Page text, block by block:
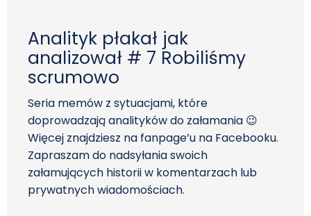
Analityk płakał jak
analizował # 7 Robiliśmy
scrumowo
Seria memów z sytuacjami, które
doprowadzają analityków do załamania 😉
Więcej znajdziesz na fanpage’u na Facebooku.
Zapraszam do nadsyłania swoich
załamujących historii w komentarzach lub
prywatnych wiadomościach.